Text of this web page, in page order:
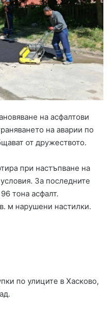
на асфалтови
на аварии по
от дружеството.
при настъпване на
За последните
тона асфалт.
м нарушени настилки.
по улиците в Хасково,